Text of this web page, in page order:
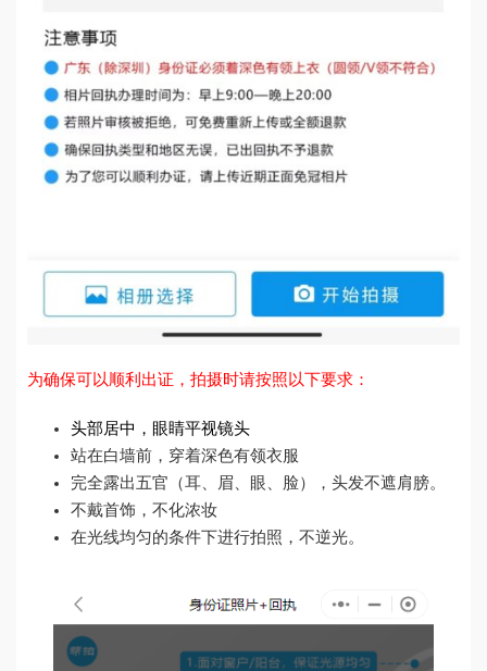
为确保可以顺利出证，拍摄时请按照以下要求：
头部居中，眼睛平视镜头
站在白墙前，穿着深色有领衣服
完全露出五官（耳、眉、眼、脸），头发不遮肩膀。
不戴首饰，不化浓妆
在光线均匀的条件下进行拍照，不逆光。